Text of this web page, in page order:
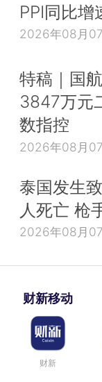
PPI同比增
2026年08月
特稿｜国
3847万元
数指控
2026年08月
泰国发生
人死亡 枪
2026年08月
财新移动
财新